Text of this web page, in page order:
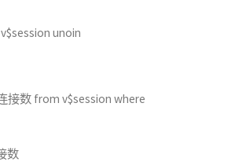
unoin
接数 from v$session where
数